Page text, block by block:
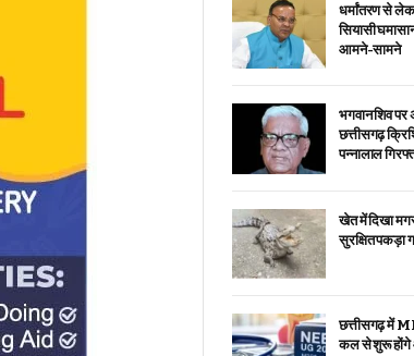
धर्मांतरण से
सियासी
आमने-सामने
भगवान शिव पर
छत्तीसगढ़
पन्नालाल
खेत में दिखा
सुरक्षित पकड़ा
छत्तीसगढ़ में
कल से शुरू